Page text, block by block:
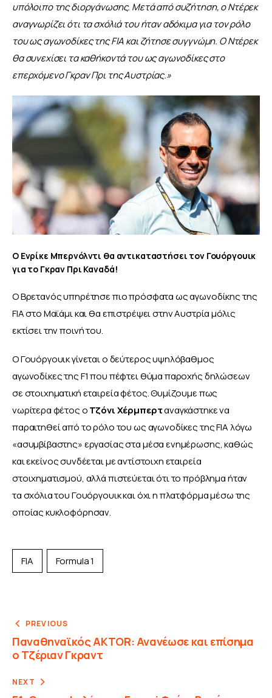
υπόλοιπο της διοργάνωσης. Μετά από συζήτηση, ο Ντέρεκ
αναγνωρίζει ότι τα σχόλιά του ήταν αδόκιμα για τον ρόλο
του ως αγωνοδίκες της FIA και ζήτησε συγγνώμη. Ο Ντέρεκ
θα συνεχίσει τα καθήκοντά του ως αγωνοδίκες στο
επερχόμενο Γκραν Πρι της Αυστρίας.»
Ο Ενρίκε Μπερνόλντι θα αντικαταστήσει τον Γουόργουικ
για το Γκραν Πρι Καναδά!
Ο Βρετανός υπηρέτησε πιο πρόσφατα ως αγωνοδίκης της
FIA στο Μαϊάμι και θα επιστρέψει στην Αυστρία μόλις
εκτίσει την ποινή του.
Ο Γουόργουικ γίνεται ο δεύτερος υψηλόβαθμος
αγωνοδίκες της F1 που πέφτει θύμα παροχής δηλώσεων
σε στοιχηματική εταιρεία φέτος. Θυμίζουμε πως
νωρίτερα φέτος ο Τζόνι Χέρμπερτ αναγκάστηκε να
παραιτηθεί από το ρόλο του ως αγωνοδίκες της FIA λόγω
«ασυμβίβαστης» εργασίας στα μέσα ενημέρωσης, καθώς
και εκείνος συνδέεται με αντίστοιχη εταιρεία
στοιχηματισμού, αλλά πιστεύεται ότι το πρόβλημα ήταν
τα σχόλια του Γουόργουικ και όχι η πλατφόρμα μέσω της
οποίας κυκλοφόρησαν.
FIA Formula 1
PREVIOUS
Παναθηναϊκός AKTOR: Ανανέωσε και επίσημα
ο Τζέριαν Γκραντ
NEXT